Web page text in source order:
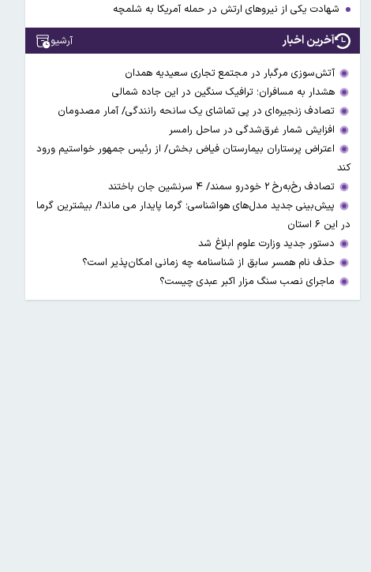
شهادت یکی از نیروهای ارتش در حمله آمریکا به شلمچه
آخرین اخبار آرشیو
آتش‌سوزی مرگبار در مجتمع تجاری سعیدیه همدان
هشدار به مسافران؛ ترافیک سنگین در این جاده شمالی
تصادف زنجیره‌ای در پی تماشای یک سانحه رانندگی/ آمار مصدومان
افزایش شمار غرق‌شدگی در ساحل رامسر
اعتراض پرستاران بیمارستان فیاض بخش/ از رئیس جمهور خواستیم ورود
کند
تصادف رخ‌به‌رخ ۲ خودرو سمند/ ۴ سرنشین جان باختند
پیش‌بینی جدید مدل‌های هواشناسی؛ گرما پایدار می ماند!/ بیشترین گرما
در این ۶ استان
دستور جدید وزارت علوم ابلاغ شد
حذف نام همسر سابق از شناسنامه چه زمانی امکان‌پذیر است؟
ماجرای نصب سنگ مزار اکبر عبدی چیست؟